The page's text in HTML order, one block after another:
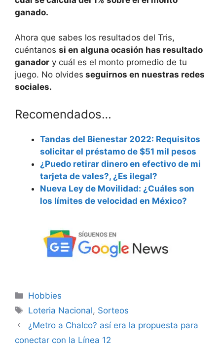
ganado.
Ahora que sabes los resultados del Tris,
cuéntanos si en alguna ocasión has resultado
ganador y cuál es el monto promedio de tu
juego. No olvides seguirnos en nuestras redes
sociales.
Recomendados…
Tandas del Bienestar 2022: Requisitos
solicitar el préstamo de $51 mil pesos
¿Puedo retirar dinero en efectivo de mi
tarjeta de vales?, ¿Es ilegal?
Nueva Ley de Movilidad: ¿Cuáles son
los límites de velocidad en México?
Categorías
Hobbies
Etiquetas
Loteria Nacional, Sorteos
¿Metro a Chalco? así era la propuesta para
conectar con la Línea 12